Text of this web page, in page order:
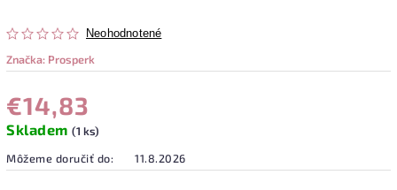
Neohodnotené
Značka: Prosperk
€14,83
Skladem (1 ks)
Môžeme doručiť do:
11.8.2026